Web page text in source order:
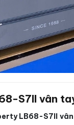
S7II vân
LB68-S7II